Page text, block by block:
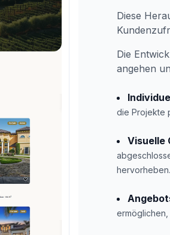
Diese
Die
angehen
die Projekte
Visuelle
hervorheben.